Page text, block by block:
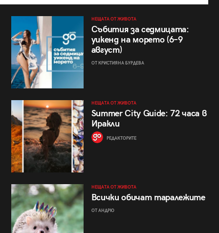
НЕЩАТА ОТ ЖИВОТА
Събития за седмицата:
уикенд на морето (6–9
август)
ОТ КРИСТИЯНА БУРДЕВА
НЕЩАТА ОТ ЖИВОТА
Summer City Guide: 72 часа в
Иракли
РЕДАКТОРИТЕ
НЕЩАТА ОТ ЖИВОТА
Всички обичат таралежите
ОТ АНДРЮ